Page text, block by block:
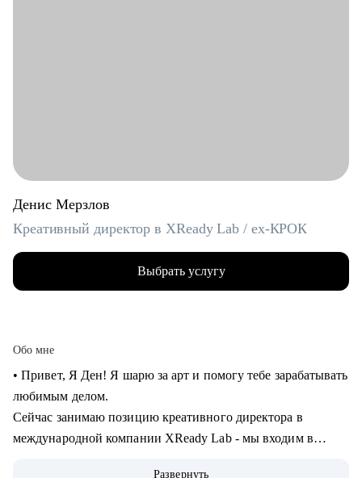
Денис Мерзлов
Креативный директор в XReady Lab / ex-КРОК
Выбрать услугу
Обо мне
• Привет, Я Ден! Я шарю за арт и помогу тебе зарабатывать
любимым делом.
Сейчас занимаю позицию креативного директора в
международной компании XReady Lab - мы входим в
Развернуть